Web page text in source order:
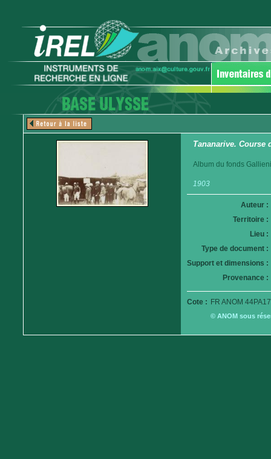
Tananarive. Course
Album du fonds
1903
Auteur :
Territoire :
Lieu :
Type de document :
Support et dimensions :
Provenance :
Cote : FR ANOM
© ANOM sous